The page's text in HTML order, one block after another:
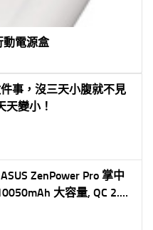
動電源盒
事，沒三天小腹就不見
天變小！
ZenPower Pro 掌中
大容量, QC 2.0